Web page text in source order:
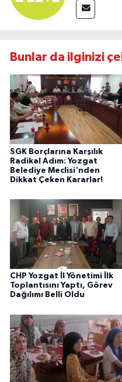
Bunlar da ilginizi
SGK Borçlarına Karşılık
Radikal Adım: Yozgat
Belediye Meclisi'nden
Dikkat Çeken Kararlar!
CHP Yozgat İl Yönetimi İlk
Toplantısını Yaptı, Görev
Dağılımı Belli Oldu